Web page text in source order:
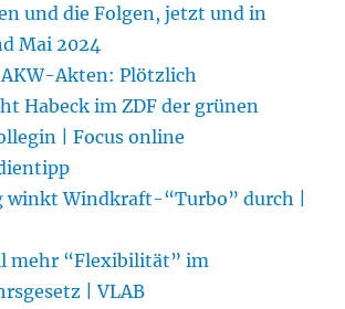
und die Folgen, jetzt und in
Mai 2024
Akten: Plötzlich
Habeck im ZDF der grünen
| Focus online
winkt Windkraft-“Turbo” durch |
mehr “Flexibilität” im
| VLAB